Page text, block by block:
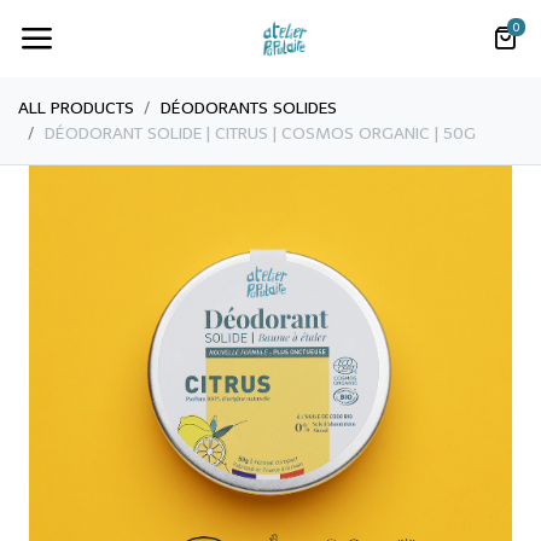
0
ALL PRODUCTS
​​DÉODORANTS SOLIDES
DÉODORANT SOLIDE | CITRUS | COSMOS ORGANIC | 50G